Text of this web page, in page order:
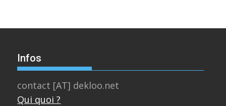
Infos
contact [AT] dekloo.net
Qui quoi ?